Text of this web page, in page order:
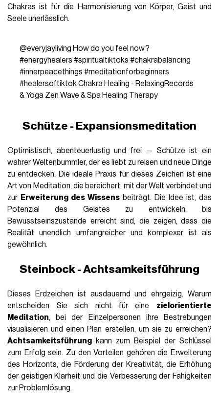
Chakras ist für die Harmonisierung von Körper, Geist und
Seele unerlässlich.
@everyjayliving How do you feel now?
#energyhealers #spiritualtiktoks #chakrabalancing
#innerpeacethings #meditationforbeginners
#healersoftiktok Chakra Healing - RelaxingRecords
& Yoga Zen Wave & Spa Healing Therapy
Schütze - Expansionsmeditation
Optimistisch, abenteuerlustig und frei — Schütze ist ein
wahrer Weltenbummler, der es liebt zu reisen und neue Dinge
zu entdecken. Die ideale Praxis für dieses Zeichen ist eine
Art von Meditation, die bereichert, mit der Welt verbindet und
zur Erweiterung des Wissens beiträgt. Die Idee ist, das
Potenzial des Geistes zu entwickeln, bis
Bewusstseinszustände erreicht sind, die zeigen, dass die
Realität unendlich umfangreicher und komplexer ist als
gewöhnlich.
Steinbock - Achtsamkeitsführung
Dieses Erdzeichen ist ausdauernd und ehrgeizig. Warum
entscheiden Sie sich nicht für eine zielorientierte
Meditation, bei der Einzelpersonen ihre Bestrebungen
visualisieren und einen Plan erstellen, um sie zu erreichen?
Achtsamkeitsführung kann zum Beispiel der Schlüssel
zum Erfolg sein. Zu den Vorteilen gehören die Erweiterung
des Horizonts, die Förderung der Kreativität, die Erhöhung
der geistigen Klarheit und die Verbesserung der Fähigkeiten
zur Problemlösung.